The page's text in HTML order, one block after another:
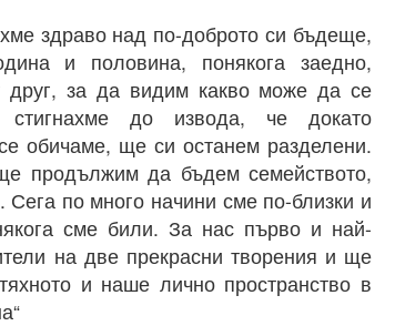
здраво над по-доброто си бъдеще,
и половина, понякога заедно,
друг, за да видим какво може да се
до извода, че докато
обичаме, ще си останем разделени.
продължим да бъдем семейството,
Сега по много начини сме по-близки и
сме били. За нас първо и най-
на две прекрасни творения и ще
и наше лично пространство в